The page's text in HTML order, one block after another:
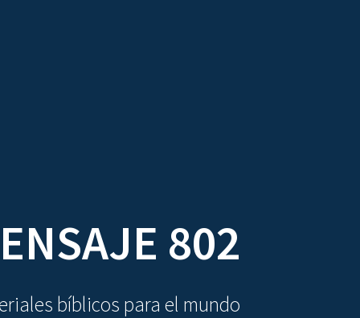
802
bíblicos para el mundo